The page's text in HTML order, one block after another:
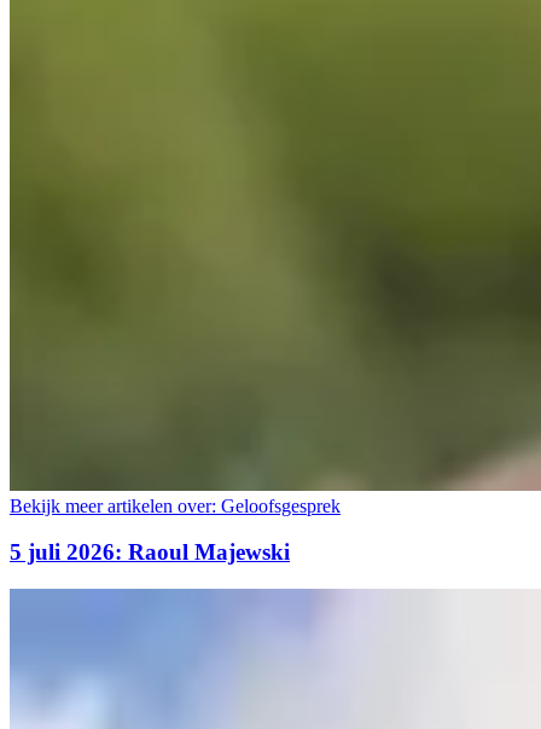
Bekijk meer artikelen over: Geloofsgesprek
5 juli 2026: Raoul Majewski